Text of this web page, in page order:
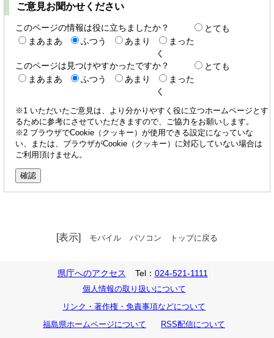
ご意見お聞かせください
このページの情報は役に立ちましたか？
とても
まあまあ
ふつう あまり
まった
く
このページは見つけやすかったですか？
とても
まあまあ
ふつう あまり
まった
く
※1 いただいたご意見は、より分かりやすく役に立つホームページとす
るために参考にさせていただきますので、ご協力をお願いします。
※2 ブラウザでCookie（クッキー）が使用できる設定になっていな
い、または、ブラウザがCookie（クッキー）に対応していない場合は
ご利用頂けません。
[表示] モバイル パソコン トップに戻る
県庁へのアクセス Tel： 024-521-1111
個人情報の取り扱いについて
リンク・著作権・免責事項などについて
福島県ホームページについて
RSS配信について